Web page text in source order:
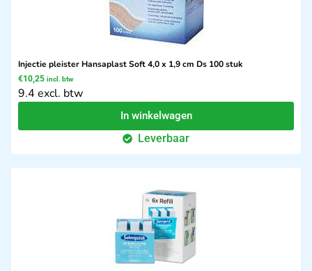
Injectie pleister Hansaplast Soft 4,0 x 1,9 cm Ds 100 stuk
€10,25 incl. btw
9.4 excl. btw
In winkelwagen
Leverbaar